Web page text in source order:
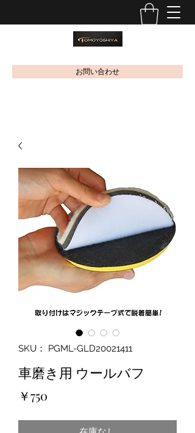
お問い合わせ
SKU： PGML-GLD20021411
車磨き用 ウールバフ
￥750